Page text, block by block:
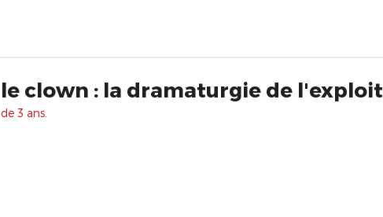
clown : la dramaturgie de l'exploit
3 ans.